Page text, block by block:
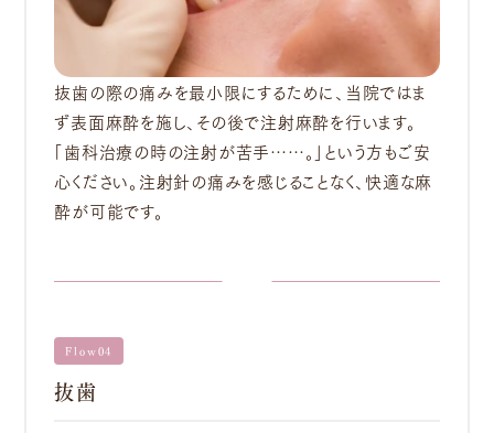
抜歯の際の痛みを最小限にするために、当院ではま
ず表面麻酔を施し、その後で注射麻酔を行います。
「歯科治療の時の注射が苦手……。」という方もご安
心ください。注射針の痛みを感じることなく、快適な麻
酔が可能です。
Flow04
抜歯